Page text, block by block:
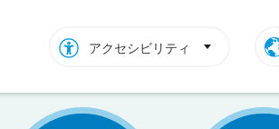
アクセシビリティ